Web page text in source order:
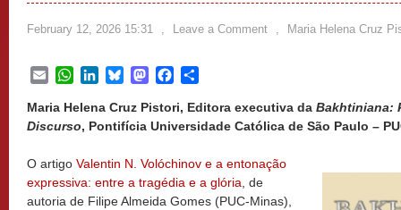
February 12, 2026 15:31 , Leave a Comment , Maria Helena Cruz
EmailWhatsApp
LinkedInBlueskyMastodonFacebook
Maria Helena Cruz Pistori, Editora executiva da Bakhtiniana:
Discurso, Pontifícia Universidade Católica de São Paulo –
O artigo Valentin N. Volóchinov e a entonação
expressiva: entre a tragédia e a glória , de
autoria de Filipe Almeida Gomes (PUC-Minas),